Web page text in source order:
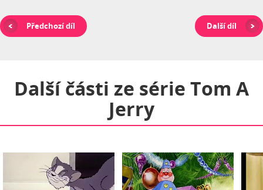
Předchozí díl Další díl
Další části ze série Tom A
Jerry